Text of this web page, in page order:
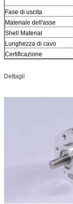
Fase di uscita
Materiale dell'asse
Shell Material
Lunghezza di cavo
Certificazione
Dettagli